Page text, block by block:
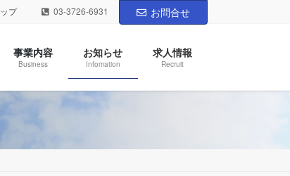
プ 03-3726-6931 お問合せ
事業内容
Business
お知らせ
Infomation
求人情報
Recruit